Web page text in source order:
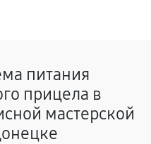
питания
прицела в
мастерской